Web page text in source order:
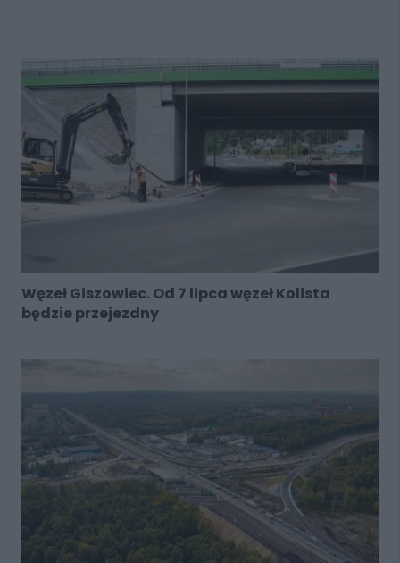
Węzeł Giszowiec. Od 7 lipca węzeł Kolista
będzie przejezdny